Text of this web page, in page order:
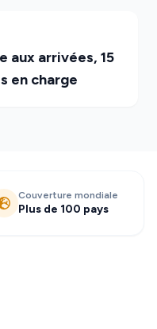
aux arrivées, 15
en charge
Couverture mondiale
Plus de 100 pays